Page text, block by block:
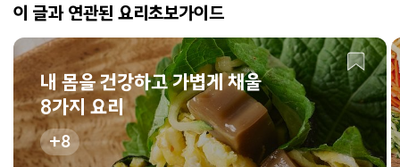
이 글과 연관된 요리초보가이드
내 몸을 건강하고 가볍게 채울
8가지 요리
8